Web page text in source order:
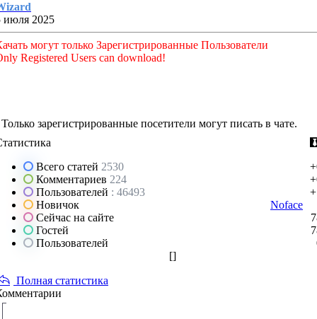
июля 2025
могут только Зарегистрированные Пользователи
Registered Users can download!
Только зарегистрированные посетители могут писать в чате.
Всего статей 2530
Комментариев 224
Пользователей : 46493
Новичок
Noface
Сейчас на сайте
Гостей
Пользователей
[]
Полная статистика